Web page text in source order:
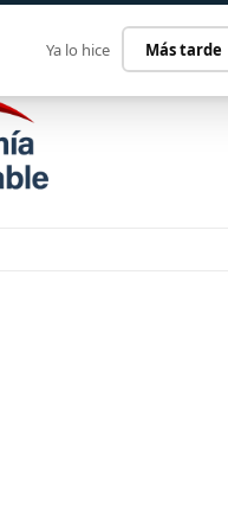
Ya lo hice Más tarde